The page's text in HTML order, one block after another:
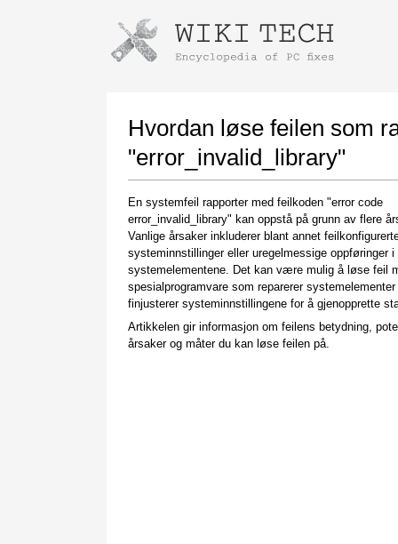
Hvordan løse feilen som
"error_invalid_library"
En systemfeil rapporter med feilkoden "error code
error_invalid_library" kan oppstå på grunn av flere
Vanlige årsaker inkluderer blant annet
systeminnstillinger eller uregelmessige oppføringer i
systemelementene. Det kan være mulig å løse feil
spesialprogramvare som reparerer systemelementer
finjusterer systeminnstillingene for å gjenopprette
Artikkelen gir informasjon om feilens betydning,
årsaker og måter du kan løse feilen på.
Instructions for downloading using
Once the download is complete, click on the
downloaded file link